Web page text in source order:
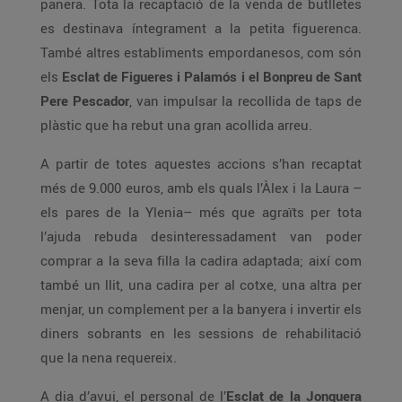
es destinava íntegrament a la petita figuerenca.
També altres establiments empordanesos, com són
els Esclat de Figueres i Palamós i el Bonpreu de Sant
Pere Pescador , van impulsar la recollida de taps de
plàstic que ha rebut una gran acollida arreu.
A partir de totes aquestes accions s’han recaptat
més de 9.000 euros, amb els quals l’Àlex i la Laura –
els pares de la Ylenia– més que agraïts per tota
l’ajuda rebuda desinteressadament van poder
comprar a la seva filla la cadira adaptada; així com
també un llit, una cadira per al cotxe, una altra per
menjar, un complement per a la banyera i invertir els
diners sobrants en les sessions de rehabilitació
que la nena requereix.
A dia d’avui, el personal de l’Esclat de la Jonquera